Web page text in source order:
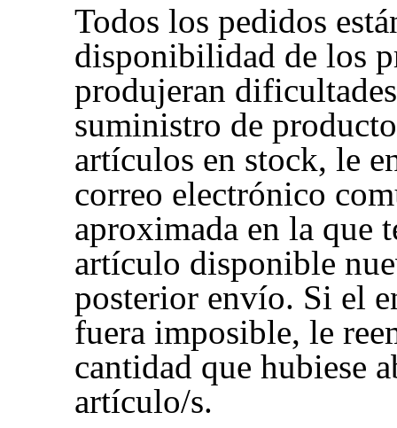
Todos los pedidos
disponibilidad de los
produjeran
suministro de
artículos en stock, le
correo electrónico
aproximada en la que
artículo disponible
posterior envío. Si el
fuera imposible, le
cantidad que hubiese
artículo/s.